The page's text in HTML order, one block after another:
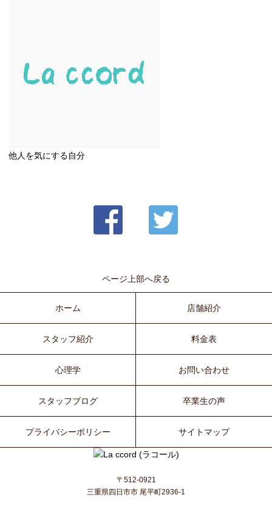
他人を気にする自分
ページ上部へ戻る
ホーム 店舗紹介
スタッフ紹介 料金表
心理学 お問い合わせ
スタッフブログ 卒業生の声
プライバシーポリシー サイトマップ
〒512-0921
三重県四日市市 尾平町2936-1